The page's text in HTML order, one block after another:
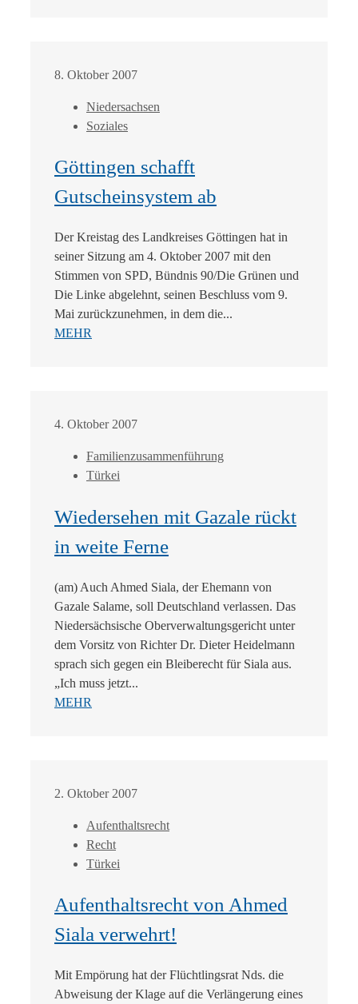
8. Oktober 2007
Niedersachsen
Soziales
Göttingen schafft
Gutscheinsystem ab
Der Kreistag des Landkreises Göttingen hat in
seiner Sitzung am 4. Oktober 2007 mit den
Stimmen von SPD, Bündnis 90/Die Grünen und
Die Linke abgelehnt, seinen Beschluss vom 9.
Mai zurückzunehmen, in dem die...
MEHR
4. Oktober 2007
Familienzusammenführung
Türkei
Wiedersehen mit Gazale rückt
in weite Ferne
(am) Auch Ahmed Siala, der Ehemann von
Gazale Salame, soll Deutschland verlassen. Das
Niedersächsische Oberverwaltungsgericht unter
dem Vorsitz von Richter Dr. Dieter Heidelmann
sprach sich gegen ein Bleiberecht für Siala aus.
„Ich muss jetzt...
MEHR
2. Oktober 2007
Aufenthaltsrecht
Recht
Türkei
Aufenthaltsrecht von Ahmed
Siala verwehrt!
Mit Empörung hat der Flüchtlingsrat Nds. die
Abweisung der Klage auf die Verlängerung eines